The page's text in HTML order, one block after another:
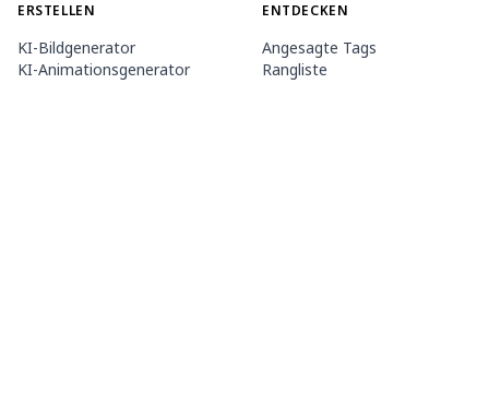
ERSTELLEN
KI-Bildgenerator
KI-Animationsgenerator
ENTDECKEN
Angesagte Tags
Rangliste